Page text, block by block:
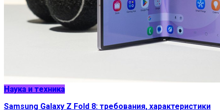
Наука и техника
Samsung Galaxy Z Fold 8: требования, характеристики